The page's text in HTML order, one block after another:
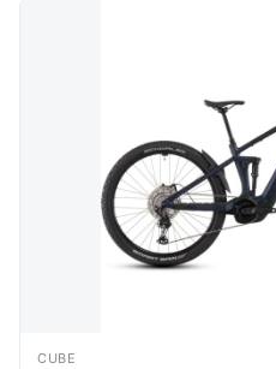
CUBE